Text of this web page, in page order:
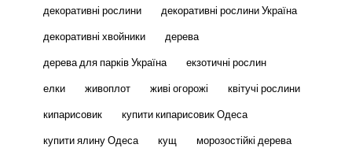
декоративні рослини
декоративні рослини Україна
декоративні хвойники
дерева
дерева для парків Україна
екзотичні рослин
елки
живоплот живі огорожі
квітучі рослини
кипарисовик
купити кипарисовик Одеса
купити ялину Одеса
кущ
морозостійкі дерева